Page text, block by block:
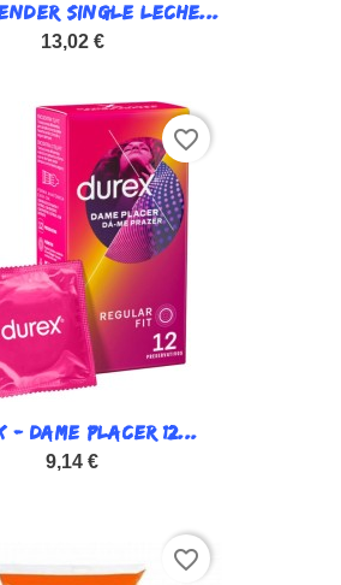
SINGLE LECHE...
13,02 €
- DAME PLACER 12...
9,14 €
favorite_border
favorite_border